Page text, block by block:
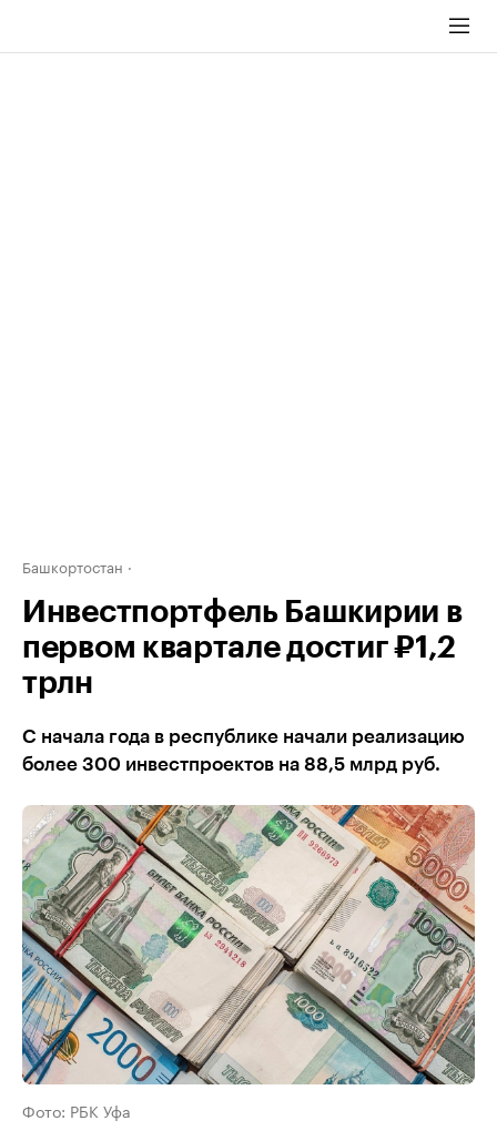
Башкортостан
Инвестпортфель Башкирии в
первом квартале достиг ₽1,2
трлн
С начала года в республике начали реализацию
более 300 инвестпроектов на 88,5 млрд руб.
Фото: РБК Уфа